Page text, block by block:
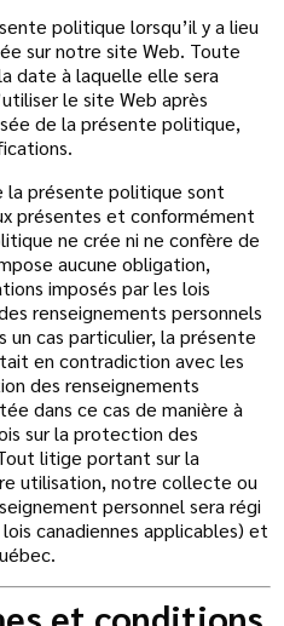
politique lorsqu’il y a lieu
sur notre site Web. Toute
date à laquelle elle sera
le site Web après
de la présente politique,
la présente politique sont
présentes et conformément
ne crée ni ne confère de
aucune obligation,
imposés par les lois
renseignements personnels
un cas particulier, la présente
en contradiction avec les
des renseignements
dans ce cas de manière à
sur la protection des
litige portant sur la
utilisation, notre collecte ou
personnel sera régi
canadiennes applicables) et